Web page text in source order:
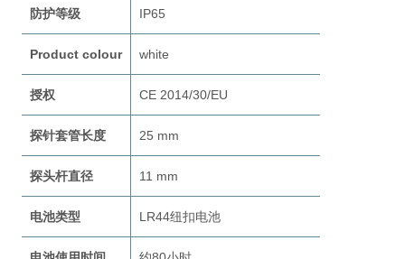
防护等级 IP65
Product colour white
授权 CE 2014/30/EU
探针套管长度 25 mm
探头杆直径 11 mm
电池类型 LR44纽扣电池